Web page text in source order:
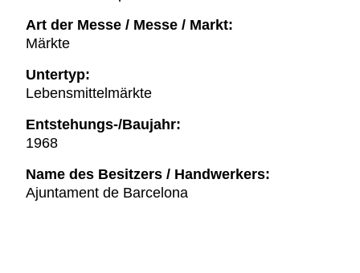
Art der Messe / Messe / Markt:
Märkte
Untertyp:
Lebensmittelmärkte
Entstehungs-/Baujahr:
1968
Name des Besitzers / Handwerkers:
Ajuntament de Barcelona